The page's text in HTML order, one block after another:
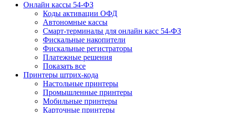
Онлайн кассы 54-ФЗ
Коды активации ОФД
Автономные кассы
Смарт-терминалы для онлайн касс 54-ФЗ
Фискальные накопители
Фискальные регистраторы
Платежные решения
Показать все
Принтеры штрих-кода
Настольные принтеры
Промышленные принтеры
Мобильные принтеры
Карточные принтеры